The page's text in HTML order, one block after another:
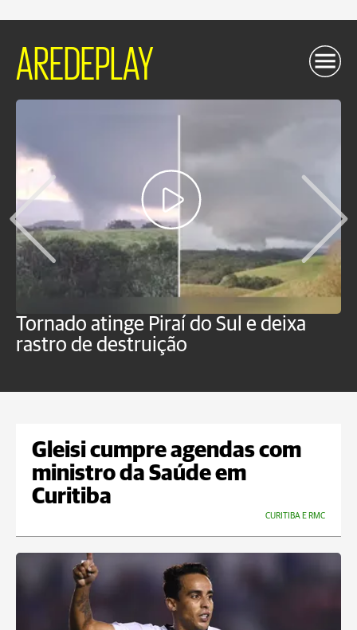
AREDEPLAY
Tornado atinge Piraí do Sul e deixa
rastro de destruição
Gleisi cumpre agendas com
ministro da Saúde em
Curitiba
CURITIBA E RMC